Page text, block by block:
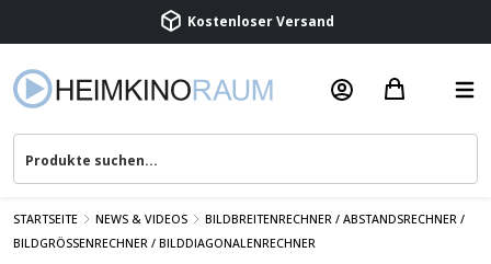
STARTSEITE NEWS & VIDEOS
BILDBREITENRECHNER / ABSTANDSRECHNER /
BILDGRÖSSENRECHNER / BILDDIAGONALENRECHNER